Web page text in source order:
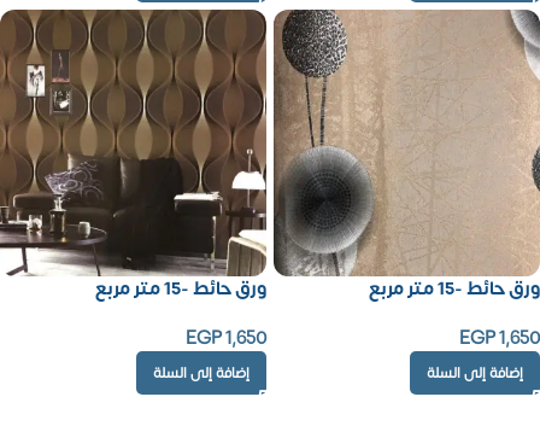
ورق حائط -15 متر مربع
EGP1,650
إضافة إلى السلة
ورق حائط -15 متر مربع
EGP1,650
إضافة إلى السلة